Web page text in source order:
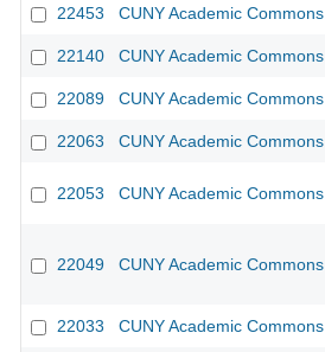
22453 CUNY Academic Commons
22140 CUNY Academic Commons
22089 CUNY Academic Commons
22063 CUNY Academic Commons
22053 CUNY Academic Commons
22049 CUNY Academic Commons
22033 CUNY Academic Commons